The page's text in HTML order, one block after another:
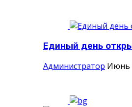
Единый день
Администратор Июнь